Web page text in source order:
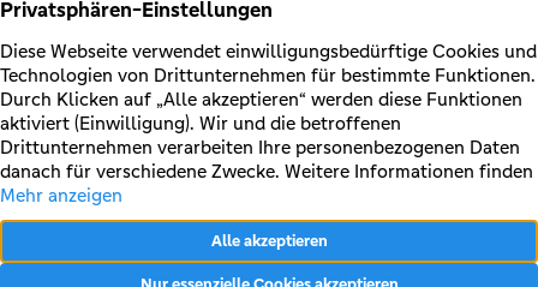
RECHTLICHES & KONTAKT
Kontakt
AGB & Sonderbedingungen
Erklärung zur Barrierefreiheit
Impressum
Datenschutz
VERTRAG WIDERRUFEN